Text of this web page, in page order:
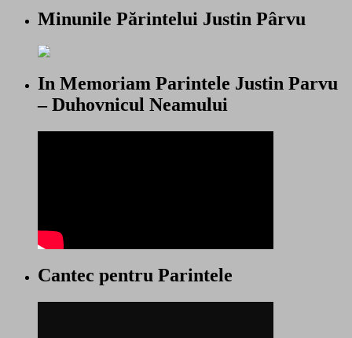
Minunile Părintelui Justin Pârvu
In Memoriam Parintele Justin Parvu
– Duhovnicul Neamului
Cantec pentru Parintele